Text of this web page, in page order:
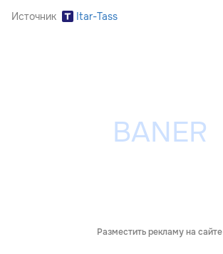
Источник Itar-Tass
Разместить рекламу на сайте